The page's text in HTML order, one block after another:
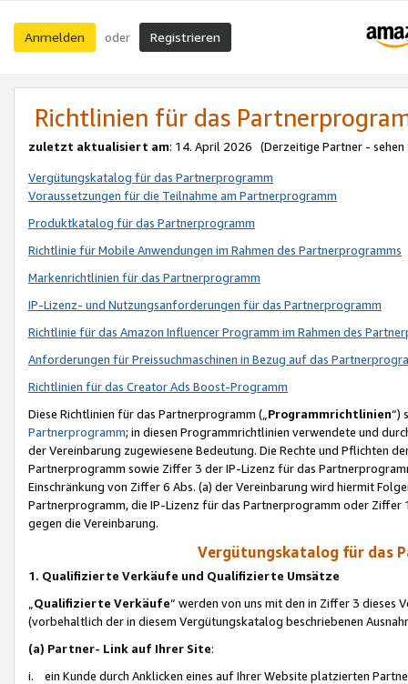
Anmelden oder Registrieren
Richtlinien für das
zuletzt aktualisiert am: 14. April 2026 (Derzeitige Partner - sehen
Vergütungskatalog für das Partnerprogramm
Voraussetzungen für die Teilnahme am Partnerprogramm
Produktkatalog für das Partnerprogramm
Richtlinie für Mobile Anwendungen im Rahmen des Partnerprogramms
Markenrichtlinien für das Partnerprogramm
IP-Lizenz- und Nutzungsanforderungen für das Partnerprogramm
Richtlinie für das Amazon Influencer Programm im Rahmen des
Anforderungen für Preissuchmaschinen in Bezug auf das
Richtlinien für das Creator Ads Boost-Programm
Diese Richtlinien für das Partnerprogramm („Programmrichtlinien“)
Partnerprogramm; in diesen Programmrichtlinien verwendete und
der Vereinbarung zugewiesene Bedeutung. Die Rechte und Pflichten
Partnerprogramm sowie Ziffer 3 der IP-Lizenz für das
Einschränkung von Ziffer 6 Abs. (a) der Vereinbarung wird hiermit
Partnerprogramm, die IP-Lizenz für das Partnerprogramm oder
gegen die Vereinbarung.
Vergütungskatalog für das
1. Qualifizierte Verkäufe und Qualifizierte Umsätze
Qualifizierte Verkäufe“ werden von uns mit den in Ziffer 3
(vorbehaltlich der in diesem Vergütungskatalog beschriebenen
(a) Partner- Link auf Ihrer Site:
i. ein Kunde durch Anklicken eines auf Ihrer Website platzierten